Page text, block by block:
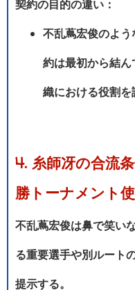
契約の目的の違い：
不乱蔦宏俊のよ
約は最初から結
織における役割を
4. 糸師冴の合流
勝トーナメント
不乱蔦宏俊は鼻で笑い
る重要選手や別ルート
提示する。